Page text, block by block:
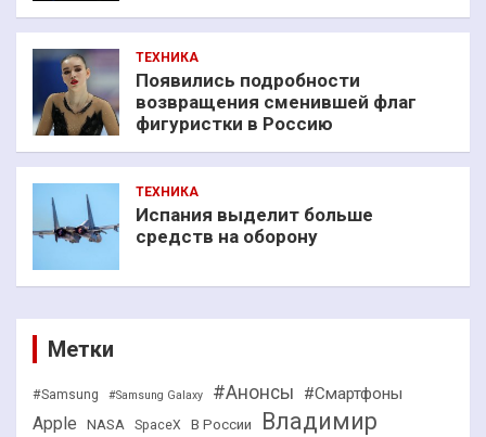
ТЕХНИКА
Появились подробности
возвращения сменившей флаг
фигуристки в Россию
ТЕХНИКА
Испания выделит больше
средств на оборону
Метки
#Samsung #Samsung Galaxy #Анонсы #Смартфоны
Apple NASA SpaceX В России
Владимир